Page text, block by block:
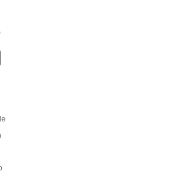
o
ao seu processo de negócios.
e Iniciar transferência.
em
que o estágio representa.